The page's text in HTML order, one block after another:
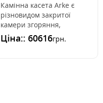
Камінна касета Arke є
різновидом закритої
камери згоряння,
монтованої на існуючі вже
відкриті камери..
Ціна:: 60616грн.